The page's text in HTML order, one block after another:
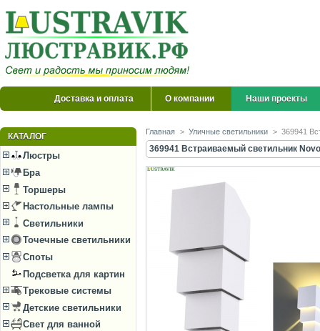
Доставка и оплата О компании Наши проекты
КАТАЛОГ
Люстры
Бра
Торшеры
Настольные лампы
Светильники
Точечные светильники
Споты
Подсветка для картин
Трековые системы
Детские светильники
Свет для ванной
Главная > Уличные светильники > 369941
369941 Встраиваемый светильник